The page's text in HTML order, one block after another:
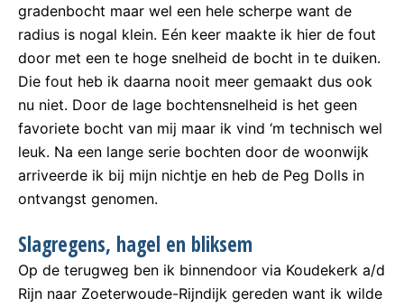
gradenbocht maar wel een hele scherpe want de
radius is nogal klein. Eén keer maakte ik hier de fout
door met een te hoge snelheid de bocht in te duiken.
Die fout heb ik daarna nooit meer gemaakt dus ook
nu niet. Door de lage bochtensnelheid is het geen
favoriete bocht van mij maar ik vind ‘m technisch wel
leuk. Na een lange serie bochten door de woonwijk
arriveerde ik bij mijn nichtje en heb de Peg Dolls in
ontvangst genomen.
Slagregens, hagel en bliksem
Op de terugweg ben ik binnendoor via Koudekerk a/d
Rijn naar Zoeterwoude-Rijndijk gereden want ik wilde